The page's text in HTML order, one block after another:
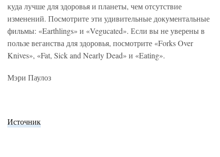
куда лучше для здоровья и планеты, чем отсутствие
изменений. Посмотрите эти удивительные документальные
фильмы: «Earthlings» и «Vegucated». Если вы не уверены в
пользе веганства для здоровья, посмотрите «Forks Over
Knives», «Fat, Sick and Nearly Dead» и «Eating».
Мэри Паулоз
Источник